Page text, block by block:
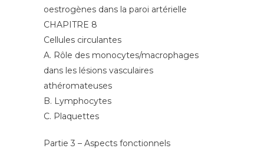
oestrogènes dans la paroi artérielle
CHAPITRE 8
Cellules circulantes
A. Rôle des monocytes/macrophages
dans les lésions vasculaires
athéromateuses
B. Lymphocytes
C. Plaquettes
Partie 3 – Aspects fonctionnels